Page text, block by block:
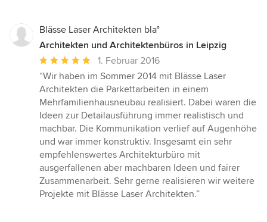
Blässe Laser Architekten bla°
Architekten und Architektenbüros in Leipzig
Durchschnittliche
Bewertung:
5
von
5
Sternen
1. Februar 2016
“Wir haben im Sommer 2014 mit Blässe Laser
Architekten die Parkettarbeiten in einem
Mehrfamilienhausneubau realisiert. Dabei waren die
Ideen zur Detailausführung immer realistisch und
machbar. Die Kommunikation verlief auf Augenhöhe
und war immer konstruktiv. Insgesamt ein sehr
empfehlenswertes Architekturbüro mit
ausgerfallenen aber machbaren Ideen und fairer
Zusammenarbeit. Sehr gerne realisieren wir weitere
Projekte mit Blässe Laser Architekten.”